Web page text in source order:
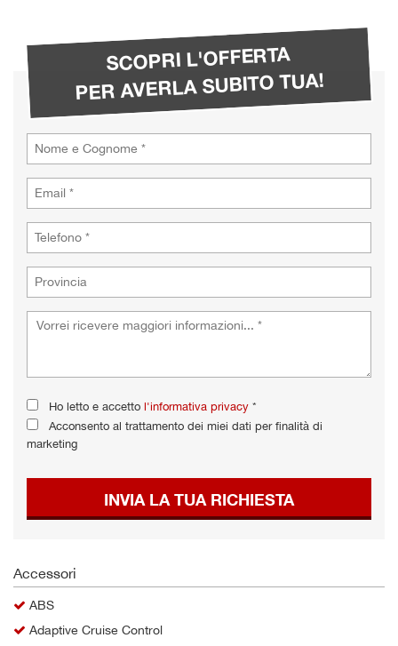
SCOPRI L'OFFERTA
PER AVERLA SUBITO TUA!
Ho letto e accetto l'informativa privacy *
Acconsento al trattamento dei miei dati per finalità di
marketing
INVIA LA TUA RICHIESTA
Accessori
ABS
Adaptive Cruise Control
Cookie necessari
Cookie delle preferenze
Cookie analitici
Cookie di marketing
cookie
policy